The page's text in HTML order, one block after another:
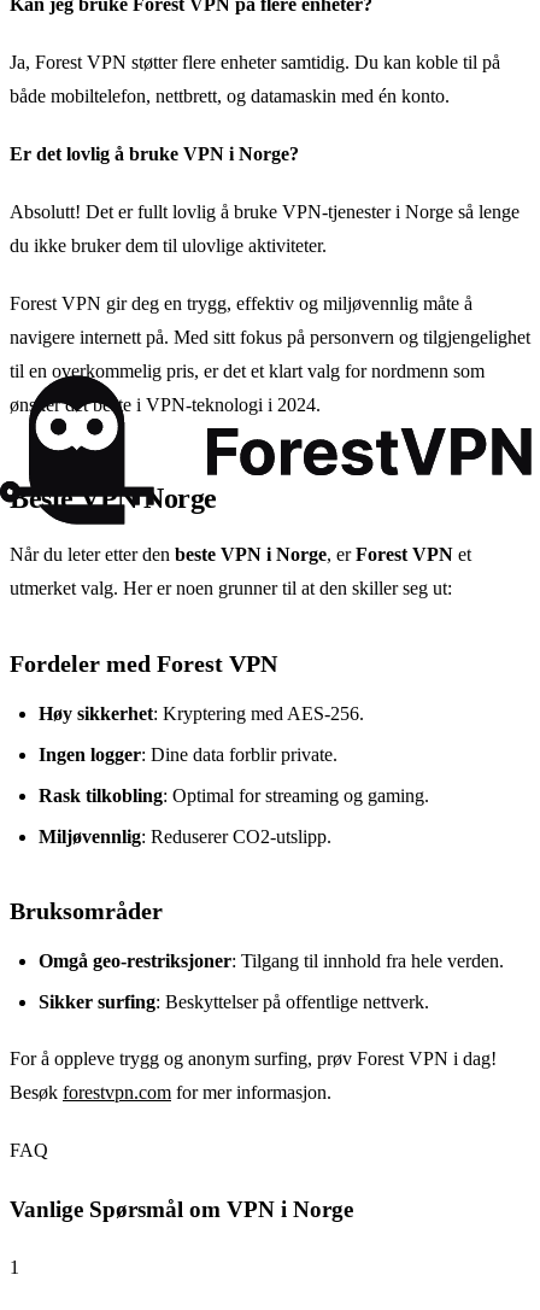
Kan jeg bruke Forest VPN på flere enheter?
Ja, Forest VPN støtter flere enheter samtidig. Du kan koble til på
både mobiltelefon, nettbrett, og datamaskin med én konto.
Er det lovlig å bruke VPN i Norge?
Absolutt! Det er fullt lovlig å bruke VPN-tjenester i Norge så lenge
du ikke bruker dem til ulovlige aktiviteter.
Forest VPN gir deg en trygg, effektiv og miljøvennlig måte å
navigere internett på. Med sitt fokus på personvern og tilgjengelighet
til en overkommelig pris, er det et klart valg for nordmenn som
ønsker det beste i VPN-teknologi i 2024.
Beste VPN Norge
Når du leter etter den beste VPN i Norge, erForest VPN et
utmerket valg. Her er noen grunner til at den skiller seg ut:
Fordeler med Forest VPN
Høy sikkerhet: Kryptering med AES-256.
Ingen logger: Dine data forblir private.
Rask tilkobling: Optimal for streaming og gaming.
Miljøvennlig: Reduserer CO2-utslipp.
Bruksområder
Omgå geo-restriksjoner: Tilgang til innhold fra hele verden.
Sikker surfing: Beskyttelser på offentlige nettverk.
For å oppleve trygg og anonym surfing, prøv Forest VPN i dag!
Besøk forestvpn.com for mer informasjon.
FAQ
Vanlige Spørsmål om VPN i Norge
1